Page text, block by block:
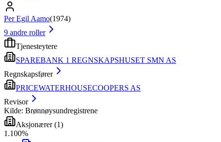
Per Egil Aamo(1974)
9 andre roller
Tjenesteytere
SPAREBANK 1 REGNSKAPSHUSET SMN AS
Regnskapsfører
PRICEWATERHOUSECOOPERS AS
Revisor
Kilde: Brønnøysundregistrene
Aksjonærer(1)
1 .100%